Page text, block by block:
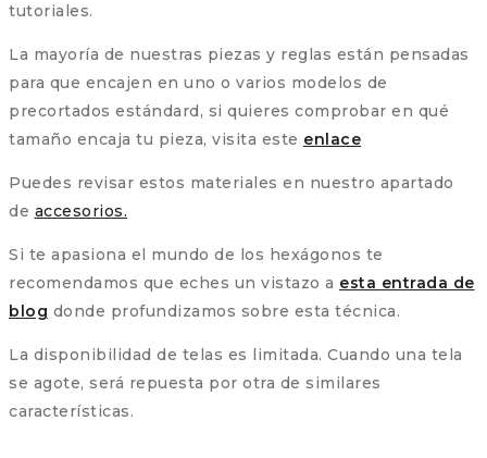
tutoriales.
La mayoría de nuestras piezas y reglas están pensadas
para que encajen en uno o varios modelos de
precortados estándard, si quieres comprobar en qué
tamaño encaja tu pieza, visita este enlace
Puedes revisar estos materiales en nuestro apartado
de accesorios.
Si te apasiona el mundo de los hexágonos te
recomendamos que eches un vistazo a esta entrada de
blog donde profundizamos sobre esta técnica.
La disponibilidad de telas es limitada. Cuando una tela
se agote, será repuesta por otra de similares
características.